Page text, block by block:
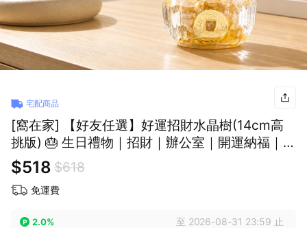
宅配商品
[窩在家] 【好友任選】好運招財水晶樹(14cm高
挑版) 🎂 生日禮物｜招財｜辦公室｜開運納福｜實
用｜升遷升職｜喬遷｜開業開店｜同事｜上班族
｜獅子座｜七夕禮物｜父親節
$518 $618
免運費
2.0% 至 2026-08-31 23:59 止